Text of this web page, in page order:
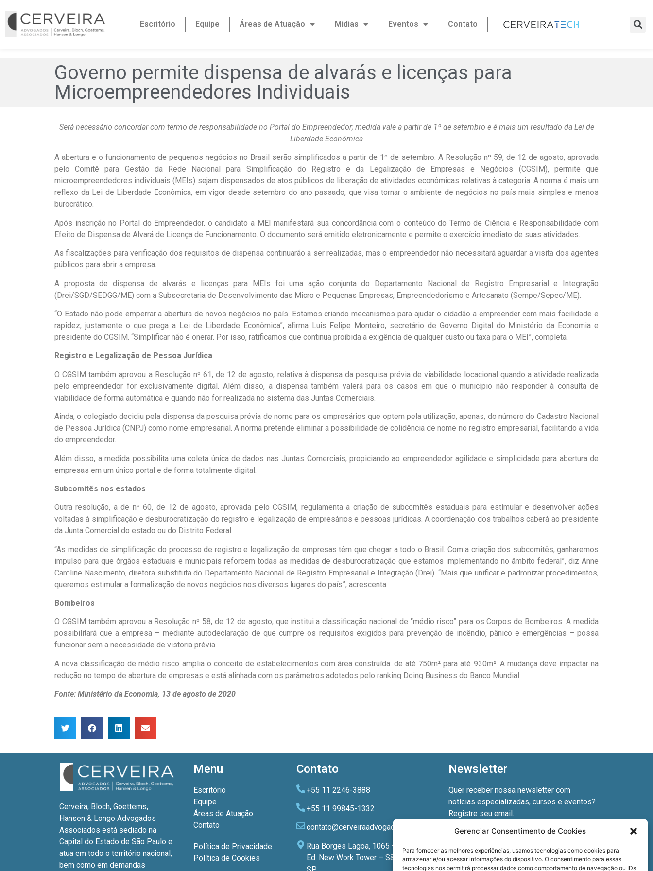
Gerenciar Consentimento de Cookies
Para fornecer as melhores experiências, usamos tecnologias como cookies para
armazenar e/ou acessar informações do dispositivo. O consentimento para essas
tecnologias nos permitirá processar dados como comportamento de navegação ou IDs
Escritório Equipe Áreas de Atuação Midias Eventos Contato
Governo permite dispensa de alvarás e licenças para
Microempreendedores Individuais
Será necessário concordar com termo de responsabilidade no Portal do Empreendedor; medida vale a partir de 1º de setembro e é mais um resultado da Lei de
Liberdade Econômica
A abertura e o funcionamento de pequenos negócios no Brasil serão simplificados a partir de 1º de setembro. A Resolução nº 59, de 12 de agosto, aprovada
pelo Comitê para Gestão da Rede Nacional para Simplificação do Registro e da Legalização de Empresas e Negócios (CGSIM), permite que
microempreendedores individuais (MEIs) sejam dispensados de atos públicos de liberação de atividades econômicas relativas à categoria. A norma é mais um
reflexo da Lei de Liberdade Econômica, em vigor desde setembro do ano passado, que visa tornar o ambiente de negócios no país mais simples e menos
burocrático.
Após inscrição no Portal do Empreendedor, o candidato a MEI manifestará sua concordância com o conteúdo do Termo de Ciência e Responsabilidade com
Efeito de Dispensa de Alvará de Licença de Funcionamento. O documento será emitido eletronicamente e permite o exercício imediato de suas atividades.
As fiscalizações para verificação dos requisitos de dispensa continuarão a ser realizadas, mas o empreendedor não necessitará aguardar a visita dos agentes
públicos para abrir a empresa.
A proposta de dispensa de alvarás e licenças para MEIs foi uma ação conjunta do Departamento Nacional de Registro Empresarial e Integração
(Drei/SGD/SEDGG/ME) com a Subsecretaria de Desenvolvimento das Micro e Pequenas Empresas, Empreendedorismo e Artesanato (Sempe/Sepec/ME).
“O Estado não pode emperrar a abertura de novos negócios no país. Estamos criando mecanismos para ajudar o cidadão a empreender com mais facilidade e
rapidez, justamente o que prega a Lei de Liberdade Econômica”, afirma Luis Felipe Monteiro, secretário de Governo Digital do Ministério da Economia e
presidente do CGSIM. “Simplificar não é onerar. Por isso, ratificamos que continua proibida a exigência de qualquer custo ou taxa para o MEI”, completa.
Registro e Legalização de Pessoa Jurídica
O CGSIM também aprovou a Resolução nº 61, de 12 de agosto, relativa à dispensa da pesquisa prévia de viabilidade locacional quando a atividade realizada
pelo empreendedor for exclusivamente digital. Além disso, a dispensa também valerá para os casos em que o município não responder à consulta de
viabilidade de forma automática e quando não for realizada no sistema das Juntas Comerciais.
Ainda, o colegiado decidiu pela dispensa da pesquisa prévia de nome para os empresários que optem pela utilização, apenas, do número do Cadastro Nacional
de Pessoa Jurídica (CNPJ) como nome empresarial. A norma pretende eliminar a possibilidade de colidência de nome no registro empresarial, facilitando a vida
do empreendedor.
Além disso, a medida possibilita uma coleta única de dados nas Juntas Comerciais, propiciando ao empreendedor agilidade e simplicidade para abertura de
empresas em um único portal e de forma totalmente digital.
Subcomitês nos estados
Outra resolução, a de nº 60, de 12 de agosto, aprovada pelo CGSIM, regulamenta a criação de subcomitês estaduais para estimular e desenvolver ações
voltadas à simplificação e desburocratização do registro e legalização de empresários e pessoas jurídicas. A coordenação dos trabalhos caberá ao presidente
da Junta Comercial do estado ou do Distrito Federal.
“As medidas de simplificação do processo de registro e legalização de empresas têm que chegar a todo o Brasil. Com a criação dos subcomitês, ganharemos
impulso para que órgãos estaduais e municipais reforcem todas as medidas de desburocratização que estamos implementando no âmbito federal”, diz Anne
Caroline Nascimento, diretora substituta do Departamento Nacional de Registro Empresarial e Integração (Drei). “Mais que unificar e padronizar procedimentos,
queremos estimular a formalização de novos negócios nos diversos lugares do país”, acrescenta.
Bombeiros
O CGSIM também aprovou a Resolução nº 58, de 12 de agosto, que institui a classificação nacional de “médio risco” para os Corpos de Bombeiros. A medida
possibilitará que a empresa – mediante autodeclaração de que cumpre os requisitos exigidos para prevenção de incêndio, pânico e emergências – possa
funcionar sem a necessidade de vistoria prévia.
A nova classificação de médio risco amplia o conceito de estabelecimentos com área construída: de até 750m² para até 930m². A mudança deve impactar na
redução no tempo de abertura de empresas e está alinhada com os parâmetros adotados pelo ranking Doing Business do Banco Mundial.
Fonte: Ministério da Economia, 13 de agosto de 2020
Cerveira, Bloch, Goettems,
Hansen & Longo Advogados
Associados está sediado na
Capital do Estado de São Paulo e
atua em todo o território nacional,
bem como em demandas
Menu
Escritório
Equipe
Áreas de Atuação
Contato
Política de Privacidade
Política de Cookies
Contato
+55 11 2246-3888
+55 11 99845-1332
contato@cerveiraadvogados.com.br
Rua Borges Lagoa, 1065 – 3º andar
Ed. New Work Tower – São Paulo –
Newsletter
Quer receber nossa newsletter com
notícias especializadas, cursos e eventos?
Registre seu email.
Termos de usoe aPolítica de privacidade